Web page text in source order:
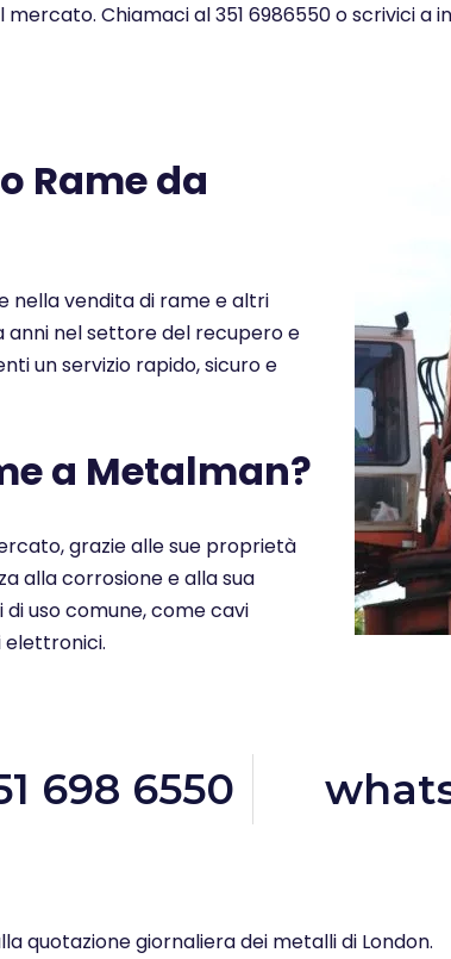
Chiamaci al 351 6986550 o scrivici
Rame da
nella vendita di rame e altri
anni nel settore del recupero e
un servizio rapido, sicuro e
a Metalman?
grazie alle sue proprietà
alla corrosione e alla sua
uso comune, come cavi
elettronici.
698 6550
quotazione giornaliera dei metalli di London.